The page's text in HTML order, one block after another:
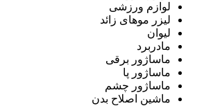
لوازم ورزشی
لیزر موهای زائد
لیوان
مادربرد
ماساژور برقی
ماساژور پا
ماساژور چشم
ماشین اصلاح بدن